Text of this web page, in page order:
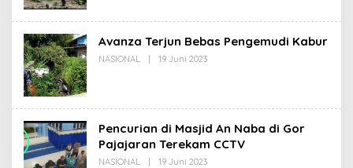
Avanza Terjun Bebas Pengemudi Kabur
NASIONAL 19 Juni 2023Oleh
Pencurian di Masjid An Naba di Gor
Pajajaran Terekam CCTV
NASIONAL 19 Juni 2023Oleh